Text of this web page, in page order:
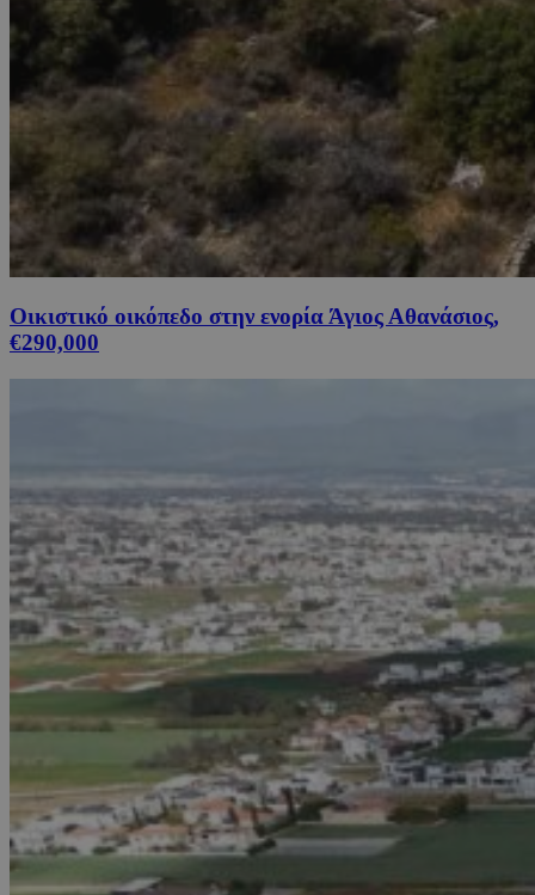
Οικιστικό οικόπεδο στην ενορία Άγιος Αθανάσιος,
€290,000